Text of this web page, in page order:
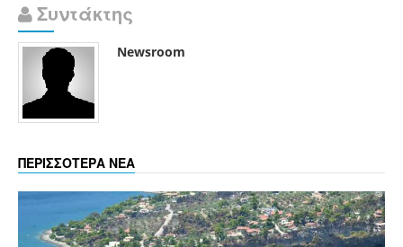
Συντάκτης
Newsroom
ΠΕΡΙΣΣΟΤΕΡΑ ΝΕΑ